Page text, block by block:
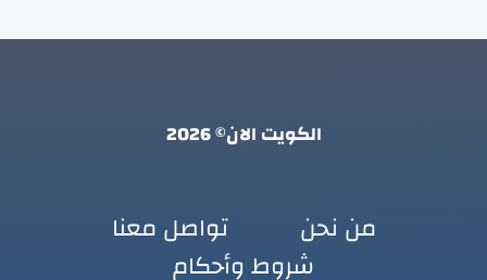
الكويت الان© 2026
من نحن
تواصل معنا
شروط وأحكام